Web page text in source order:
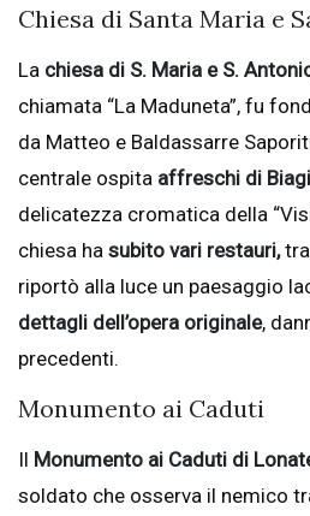
Chiesa di Santa Maria e
La chiesa di S. Maria e S.
chiamata “La Maduneta”, fu
da Matteo e Baldassarre
centrale ospita affreschi di
delicatezza cromatica della
chiesa ha subito vari restauri,tra
riportò alla luce un paesaggio
dettagli dell’opera originale,
precedenti.
Monumento ai Caduti
Il Monumento ai Caduti di
soldato che osserva il nemico